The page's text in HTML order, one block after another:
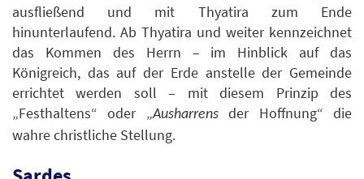
ausfließend und mit Thyatira zum Ende
hinunterlaufend. Ab Thyatira und weiter kennzeichnet
das Kommen des Herrn – im Hinblick auf das
Königreich, das auf der Erde anstelle der Gemeinde
errichtet werden soll – mit diesem Prinzip des
„Festhaltens“ oder „Ausharrensder Hoffnung“ die
wahre christliche Stellung.